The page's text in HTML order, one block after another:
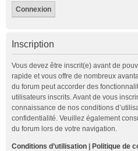
Inscription
Vous devez être inscrit(e) avant de
rapide et vous offre de nombreux
du forum peut accorder des
utilisateurs inscrits. Avant de vous
connaissance de nos conditions
confidentialité. Veuillez également
du forum lors de votre navigation.
Conditions d’utilisation Politique de